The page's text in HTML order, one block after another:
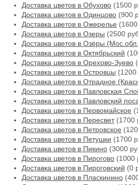
Доставка цветов в Обухово (1500
Доставка цветов в Одинцово (900
Доставка цветов в Ожерелье
Доставка цветов в Озеры (2500
Доставка цветов в Озёры
Доставка цветов в Октябрьский
Доставка цветов в Орехово-Зуево
Доставка цветов в Островцы (1200
Доставка цветов в Отрадное
Доставка цветов в Павловская
Доставка цветов в Павловский
Доставка цветов в Первомайское
Доставка цветов в Пересвет(1700
Доставка цветов в Петровское
Доставка цветов в Петушки (1700
Доставка цветов в Пикино (3000
Доставка цветов в Пирогово (1000
Доставка цветов в Пироговский (0
Доставка цветов в Пласкинино